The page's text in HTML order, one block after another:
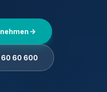
60 60 600